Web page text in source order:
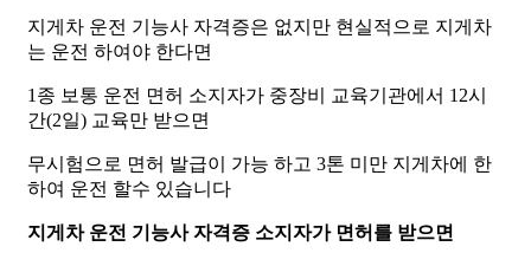
지게차 운전 기능사 자격증은 없지만 현실적으로 지게차
는 운전 하여야 한다면
1종 보통 운전 면허 소지자가 중장비 교육기관에서 12시
간(2일) 교육만 받으면
무시험으로 면허 발급이 가능 하고 3톤 미만 지게차에 한
하여 운전 할수 있습니다
지게차 운전 기능사 자격증 소지자가 면허를 받으면